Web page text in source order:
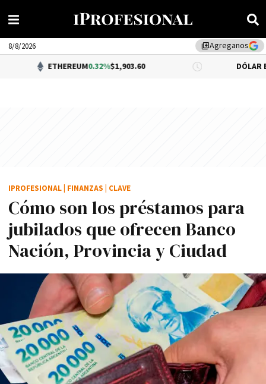
library_addAgreganos
8/8/2026
ETHEREUM0.32%$1,903.60 DÓLAR BNA
Cómo son los préstamos para
jubilados que ofrecen Banco
Nación, Provincia y Ciudad
IPROFESIONAL FINANZAS CLAVE